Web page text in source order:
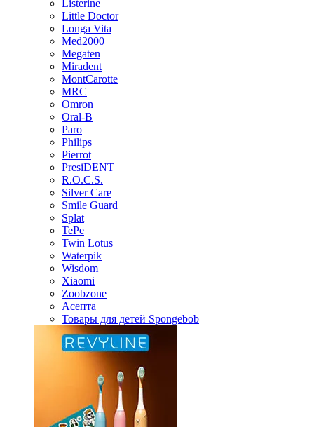
Listerine
Little Doctor
Longa Vita
Med2000
Megaten
Miradent
MontCarotte
MRC
Omron
Oral-B
Paro
Philips
Pierrot
PresiDENT
R.O.C.S.
Silver Care
Smile Guard
Splat
TePe
Twin Lotus
Waterpik
Wisdom
Xiaomi
Zoobzone
Асепта
Товары для детей Spongebob